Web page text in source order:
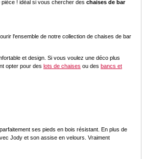
! idéal si vous chercher des chaises de bar
l'ensemble de notre collection de chaises de bar
et design. Si vous voulez une déco plus
opter pour des lots de chaises ou des bancs et
ses pieds en bois résistant. En plus de
Jody et son assise en velours. Vraiment